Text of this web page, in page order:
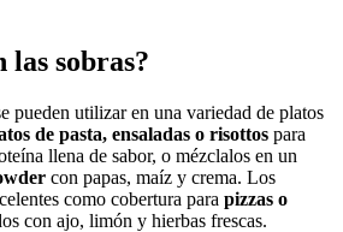
las sobras?
pueden utilizar en una variedad de platos
de pasta, ensaladas o risottos para
llena de sabor, o mézclalos en un
con papas, maíz y crema. Los
como cobertura para pizzas o
con ajo, limón y hierbas frescas.